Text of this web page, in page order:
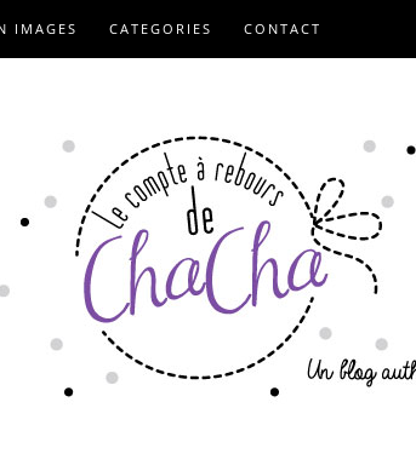
IMAGES CATEGORIES CONTACT